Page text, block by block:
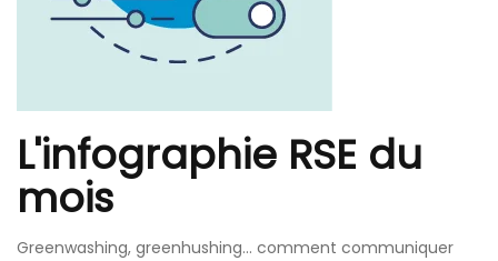
L'infographie RSE du
mois
Greenwashing, greenhushing… comment communiquer